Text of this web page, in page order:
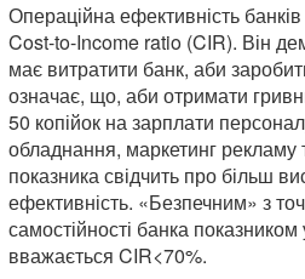
Операційна ефективність
Cost-to-Income ratio (CIR). Він
має витратити банк, аби
означає, що, аби отримати
50 копійок на зарплати
обладнання, маркетинг
показника свідчить про більш
ефективність. «Безпечним» з
самостійності банка показником
вважається CIR<70%.